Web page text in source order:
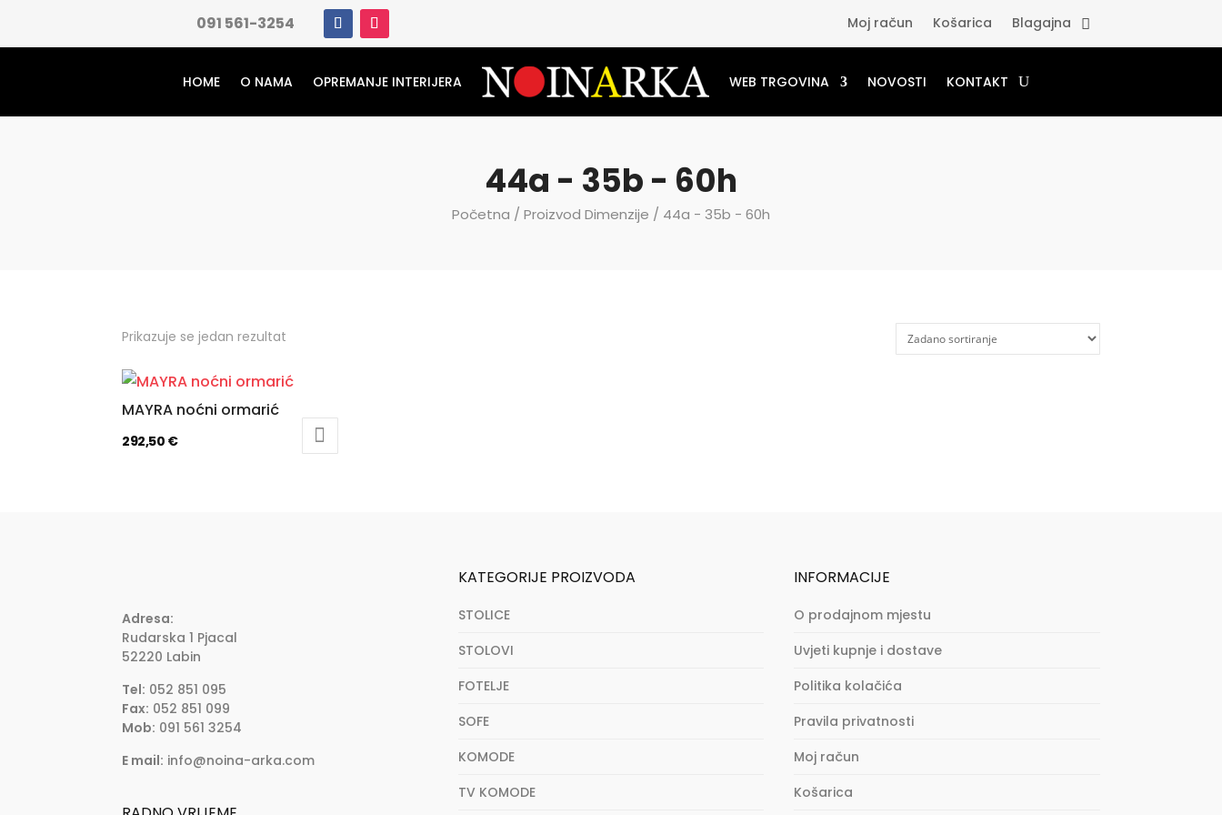
091 561-3254 Moj račun Košarica Blagajna
HOME O NAMA OPREMANJE INTERIJERA WEB TRGOVINA NOVOSTI KONTAKT
44a - 35b - 60h
Početna / Proizvod Dimenzije / 44a - 35b - 60h
Prikazuje se jedan rezultat
MAYRA noćni ormarić
292,50 €
Adresa:
Rudarska 1 Pjacal
52220 Labin
Tel: 052 851 095
Fax: 052 851 099
Mob: 091 561 3254
E mail: info@noina-arka.com
KATEGORIJE PROIZVODA
STOLICE
STOLOVI
FOTELJE
SOFE
KOMODE
TV KOMODE
INFORMACIJE
O prodajnom mjestu
Uvjeti kupnje i dostave
Politika kolačića
Pravila privatnosti
Moj račun
Košarica